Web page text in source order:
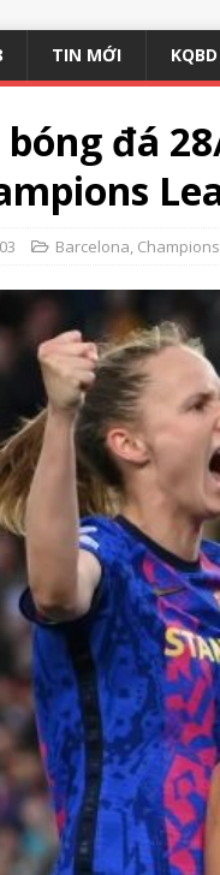
TIN MỚI KQBD
bóng đá
Barcelona,